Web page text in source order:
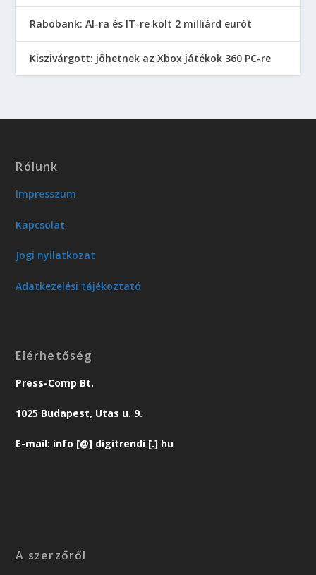
Rabobank: AI-ra és IT-re költ 2 milliárd eurót
Kiszivárgott: jöhetnek az Xbox játékok 360 PC-re
Rólunk
Impresszum
Kapcsolat
Jogi nyilatkozat
Adatkezelési tájékoztató
Elérhetőség
Press-Comp Bt.
1025 Budapest, Utas u. 9.
E-mail: info [@] digitrendi [.] hu
A szerzőről